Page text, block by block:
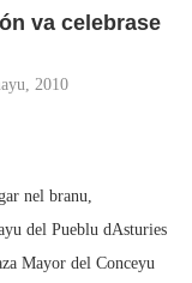
va celebrase
2010
nel branu,
del Pueblu dAsturies
Mayor del Conceyu